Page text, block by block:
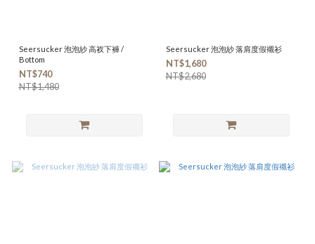
Seersucker 泡泡紗 高衩下褲 /
Bottom
NT$740
NT$1,480
Seersucker 泡泡紗 落肩度假襯衫
NT$1,680
NT$2,680